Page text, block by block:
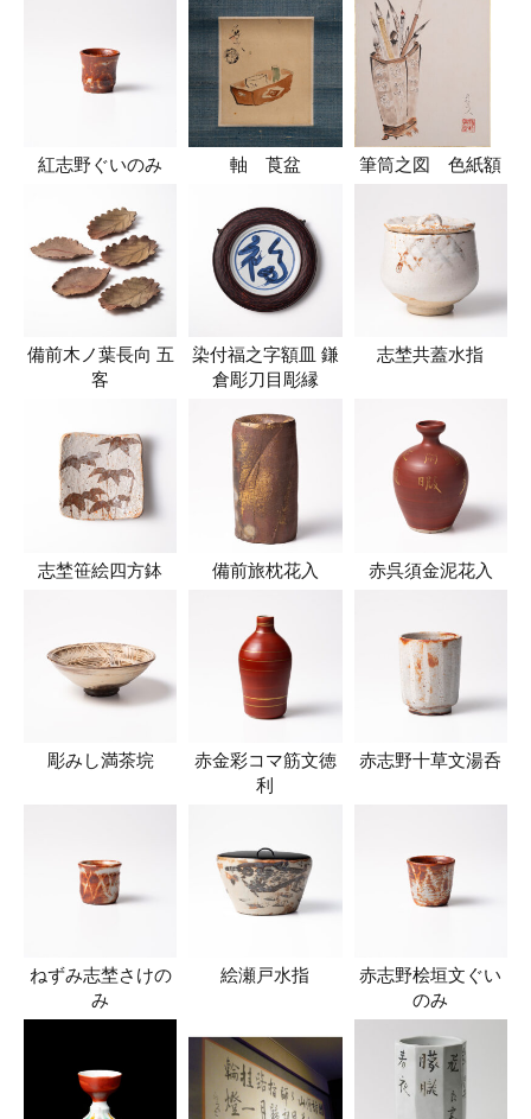
紅志野ぐいのみ 軸 莨盆 筆筒之図 色紙額
備前木ノ葉長向 五
客
染付福之字額皿 鎌
倉彫刀目彫縁
志埜共蓋水指
志埜笹絵四方鉢 備前旅枕花入 赤呉須金泥花入
彫みし満茶垸
赤金彩コマ筋文徳
利
赤志野十草文湯呑
ねずみ志埜さけの
み
絵瀬戸水指
赤志野桧垣文ぐい
のみ